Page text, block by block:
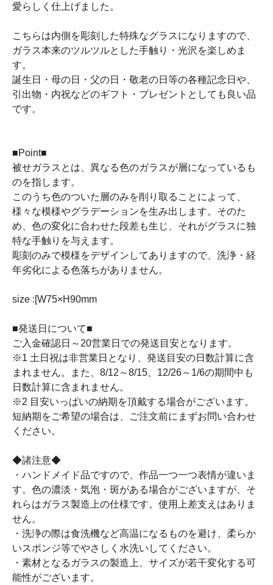
愛らしく仕上げました。
こちらは内側を彫刻した特殊なグラスになりますので、
ガラス本来のツルツルとした手触り・光沢を楽しめま
す。
誕生日・母の日・父の日・敬老の日等の各種記念日や、
引出物・内祝などのギフト・プレゼントとしても良い品
です。
■Point■
被せガラスとは、異なる色のガラスが層になっているも
のを指します。
このうち色のついた層のみを削り取ることによって、
様々な模様やグラデーションを生み出します。そのた
め、色の変化に合わせた段差も生じ、それがグラスに独
特な手触りを与えます。
彫刻のみで模様をデザインしてありますので、洗浄・経
年劣化による色落ちがありません。
size :[W75×H90mm
■発送日について■
ご入金確認日～20営業日での発送目安となります。
※1 土日祝は非営業日となり、発送目安の日数計算に含
まれません。また、8/12～8/15、12/26～1/6の期間中も
日数計算に含まれません。
※2 目安いっぱいの納期を頂戴する場合がございます。
短納期をご希望の場合は、ご注文前にまずお問い合わせ
ください。
◆諸注意◆
・ハンドメイド品ですので、作品一つ一つ表情が違いま
す。色の濃淡・気泡・斑がある場合がございますが、そ
れらはガラス製造上の仕様です。使用上差支えはありま
せん。
・洗浄の際は食洗機など高温になるものを避け、柔らか
いスポンジ等でやさしく水洗いしてください。
・素材となるガラスの製造上、サイズが若干変化する可
能性がございます。